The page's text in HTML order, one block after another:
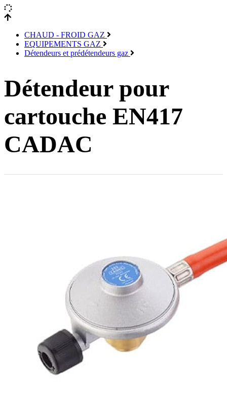
CHAUD - FROID GAZ
EQUIPEMENTS GAZ
Détendeurs et prédétendeurs gaz
Détendeur pour
cartouche EN417
CADAC